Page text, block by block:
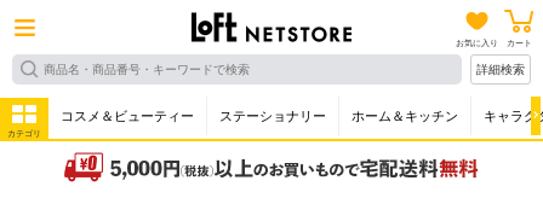
お気に入り カート
詳細検索
カテゴリ
コスメ＆ビューティー ステーショナリー ホーム＆キッチン キャラク